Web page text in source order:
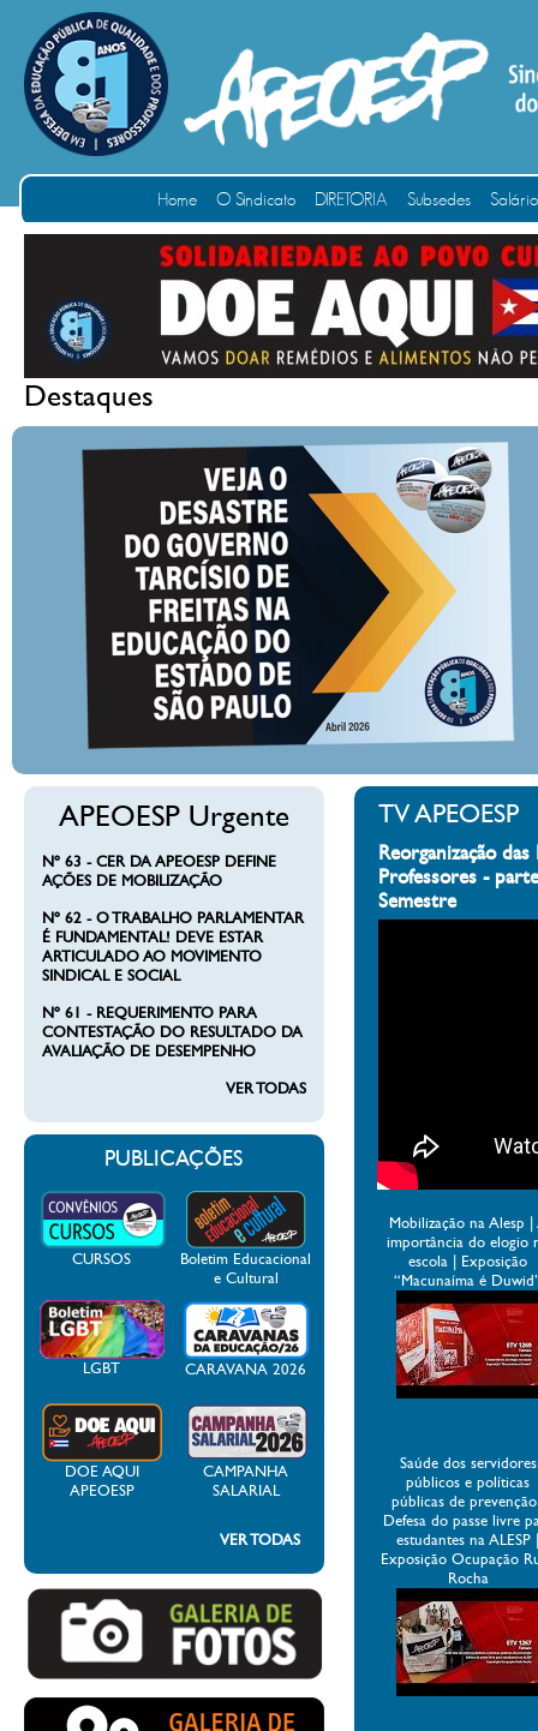
Home O Sindicato DIRETORIA Subsedes
Destaques
APEOESP Urgente
Nº 63 - CER DA APEOESP DEFINE
AÇÕES DE MOBILIZAÇÃO
Nº 62 - O TRABALHO PARLAMENTAR
É FUNDAMENTAL! DEVE ESTAR
ARTICULADO AO MOVIMENTO
SINDICAL E SOCIAL
Nº 61 - REQUERIMENTO PARA
CONTESTAÇÃO DO RESULTADO DA
AVALIAÇÃO DE DESEMPENHO
VER TODAS
PUBLICAÇÕES
CURSOS
Boletim Educacional
e Cultural
LGBT CARAVANA 2026
DOE AQUI
APEOESP
CAMPANHA
SALARIAL
VER TODAS
TV APEOESP
Reorganização
Professores -
Semestre
Mobilização na Alesp |
importância do elogio
escola | Exposição
“Macunaíma é
Saúde dos servidores
públicos e políticas
públicas de
Defesa do passe livre
estudantes na ALESP
Exposição Ocupação
Rocha